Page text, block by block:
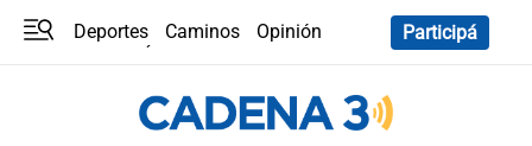
Deportes Caminos
Opinión
Participá